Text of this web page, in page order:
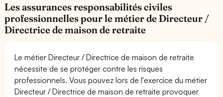
Les assurances responsabilités civiles
professionnelles pour le métier de Directeur /
Directrice de maison de retraite
Le métier Directeur / Directrice de maison de retraite
nécessite de se protéger contre les risques
professionnels. Vous pouvez lors de l'exercice du métier
Directeur / Directrice de maison de retraite provoquer